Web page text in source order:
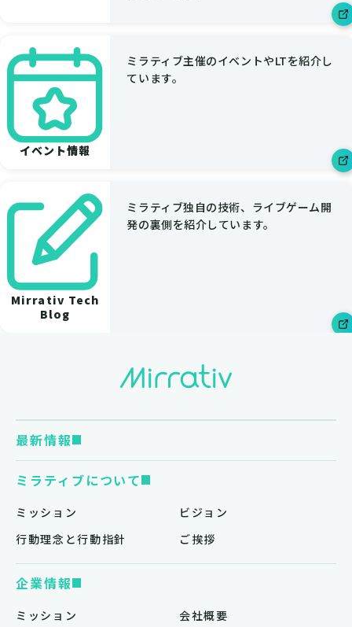
イベント情報
ミラティブ主催のイベントやLTを紹介し
ています。
Mirrativ Tech
Blog
ミラティブ独自の技術、ライブゲーム開
発の裏側を紹介しています。
最新情報
ミラティブについて
ミッション
ビジョン
行動理念と行動指針
ご挨拶
企業情報
ミッション
会社概要